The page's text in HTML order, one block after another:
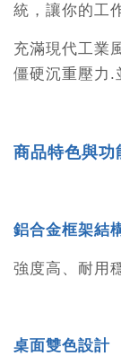
統，讓你的工
充滿現代工業
僵硬沉重壓力.
商品特色與功
鋁合金框架結
強度高、耐用
桌面雙色設計